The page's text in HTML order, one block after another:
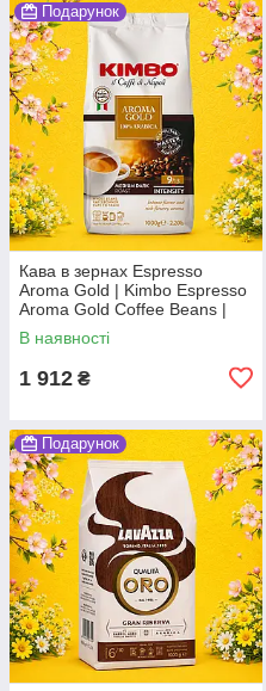
Подарунок
Кава в зернах Espresso
Aroma Gold | Kimbo Espresso
Aroma Gold Coffee Beans |
Італія | Kimbo | 1 кг | 100%
arabica espresso Во3
В наявності
1 912 ₴
Подарунок